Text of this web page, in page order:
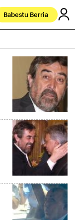
Babestu Berria